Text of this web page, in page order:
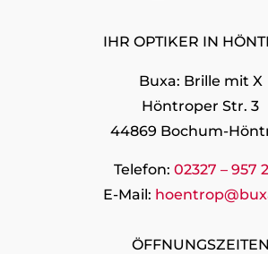
IHR OPTIKER IN
Buxa: Brille mit X
Höntroper Str. 3
44869 Bochum-
Telefon:02327 – 957
E-Mail:
ÖFFNUNGSZEITEN